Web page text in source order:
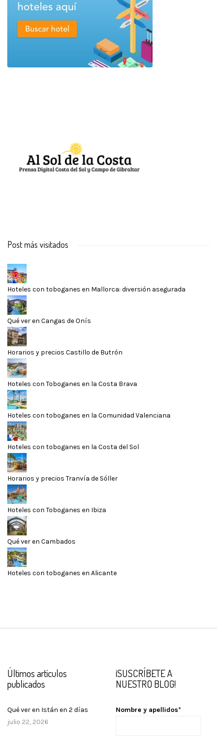
Post más visitados
Hoteles con toboganes en Mallorca: diversión asegurada
Qué ver en Cangas de Onís
Horarios y precios Castillo de Butrón
Hoteles con Toboganes en la Costa Brava
Hoteles con toboganes en la Comunidad Valenciana
Hoteles con toboganes en la Costa del Sol
Horarios y precios Tranvía de Sóller
Hoteles con Toboganes en Ibiza
Qué ver en Cambados
Hoteles con toboganes en Alicante
Últimos artículos
publicados
Qué ver en Istán en 2 días
julio 22, 2026
¡SUSCRÍBETE A
NUESTRO BLOG!
Nombre y apellidos*